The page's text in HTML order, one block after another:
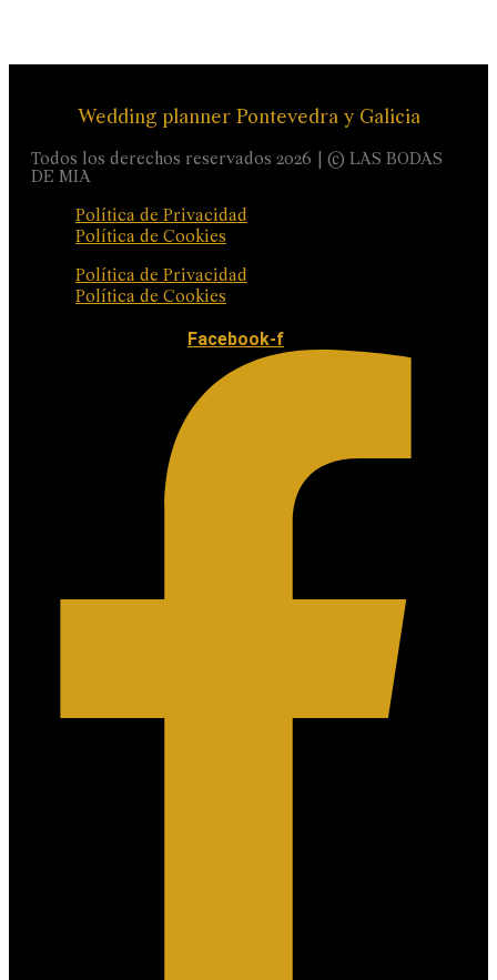
Wedding planner Pontevedra y Galicia
Todos los derechos reservados 2026 | © LAS BODAS
DE MIA
Política de Privacidad
Política de Cookies
Política de Privacidad
Política de Cookies
Facebook-f